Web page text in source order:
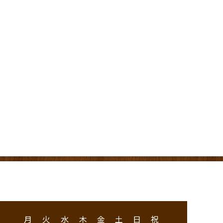
月 火 水 木 金 土 日 祝